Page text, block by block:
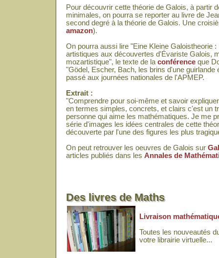
Pour découvrir cette théorie de Galois, à partir
minimales, on pourra se reporter au livre de
second degré à la théorie de Galois. Une
amazon).
On pourra aussi lire "Eine Kleine Galoistheorie
artistiques aux découvertes d'Évariste Galois,
mozartistique", le texte de la conférence que
"Gödel, Escher, Bach, les brins d'une guirlande
passé aux journées nationales de l'APMEP.
Extrait :
"Comprendre pour soi-même et savoir
en termes simples, concrets, et clairs c'est un
personne qui aime les mathématiques. Je me
série d'images les idées centrales de cette
découverte par l'une des figures les plus
On peut retrouver les oeuvres de Galois sur
articles publiés dans les Annales de
Des livres de Maths
Livraison
Toutes les nouveautés
votre librairie virtuelle...